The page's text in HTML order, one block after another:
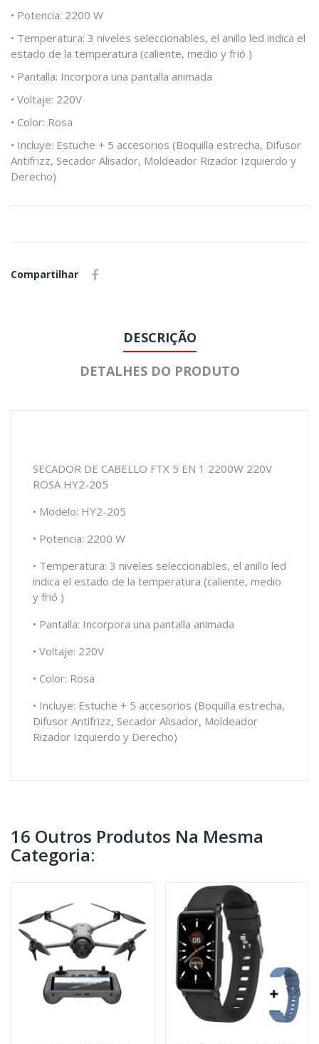
• Potencia: 2200 W
• Temperatura: 3 niveles seleccionables, el anillo led indica el
estado de la temperatura (caliente, medio y frió )
• Pantalla: Incorpora una pantalla animada
• Voltaje: 220V
• Color: Rosa
• Incluye: Estuche + 5 accesorios (Boquilla estrecha, Difusor
Antifrizz, Secador Alisador, Moldeador Rizador Izquierdo y
Derecho)
Compartilhar
DESCRIÇÃO
DETALHES DO PRODUTO
SECADOR DE CABELLO FTX 5 EN 1 2200W 220V
ROSA HY2-205
• Modelo: HY2-205
• Potencia: 2200 W
• Temperatura: 3 niveles seleccionables, el anillo led
indica el estado de la temperatura (caliente, medio
y frió )
• Pantalla: Incorpora una pantalla animada
• Voltaje: 220V
• Color: Rosa
• Incluye: Estuche + 5 accesorios (Boquilla estrecha,
Difusor Antifrizz, Secador Alisador, Moldeador
Rizador Izquierdo y Derecho)
16 Outros Produtos Na Mesma
Categoria: